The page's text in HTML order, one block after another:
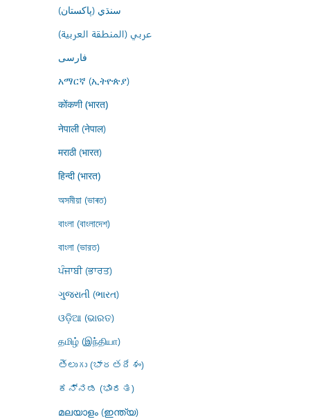
سنڌي (پاکستان)
عربي (المنطقة العربية)
فارسى
አማርኛ (ኢትዮጵያ)
कोंकणी (भारत)
नेपाली (नेपाल)
मराठी (भारत)
हिन्दी (भारत)
অসমীয়া (ভাৰত)
বাংলা (বাংলাদেশ)
বাংলা (ভারত)
ਪੰਜਾਬੀ (ਭਾਰਤ)
ગુજરાતી (ભારત)
ଓଡ଼ିଆ (ଭାରତ)
தமிழ் (இந்தியா)
తెలుగు (భారతదేశం)
ಕನ್ನಡ (ಭಾರತ)
മലയാളം (ഇന്ത്യ)